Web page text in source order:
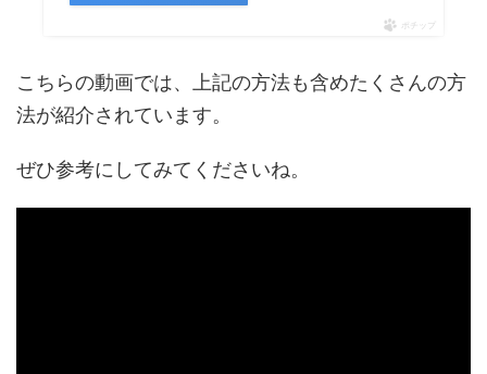
ポチップ
こちらの動画では、上記の方法も含めたくさんの方
法が紹介されています。
ぜひ参考にしてみてくださいね。